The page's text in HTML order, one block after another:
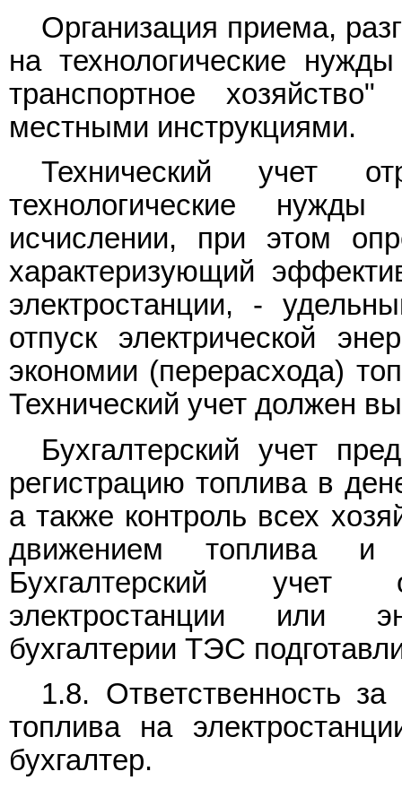
Организация приема,
на технологические
транспортное
местными инструкциями.
Технический учет
технологические
исчислении, при этом
характеризующий
электростанции, -
отпуск электрической
экономии (перерасхода)
Технический учет должен
Бухгалтерский учет
регистрацию топлива в
а также контроль всех
движением топлива и
Бухгалтерский учет
электростанции или
бухгалтерии ТЭС
1.8. Ответственность
топлива на
бухгалтер.